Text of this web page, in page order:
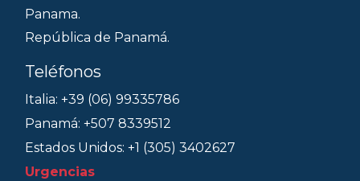
Panama.
República de Panamá.
Teléfonos
Italia: +39 (06) 99335786
Panamá: +507 8339512
Estados Unidos: +1 (305) 3402627
Urgencias